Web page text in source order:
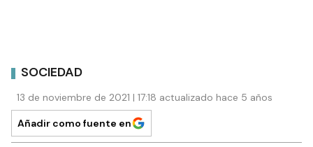
SOCIEDAD
13 de noviembre de 2021 | 17:18 actualizado hace 5 años
Añadir como fuente en